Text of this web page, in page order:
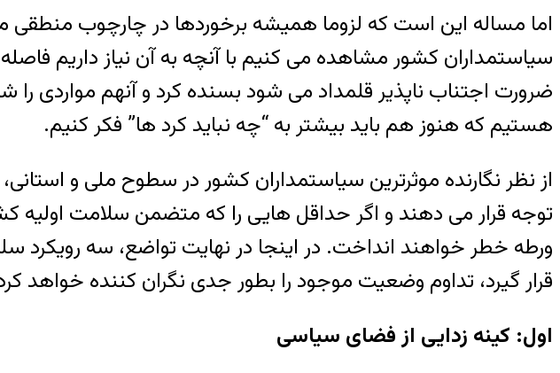
اما مساله این است که لزوما همیشه برخوردها در چارچوب منطقی
سیاستمداران کشور مشاهده می کنیم با آنچه به آن نیاز داریم
ضرورت اجتناب ناپذیر قلمداد می شود بسنده کرد و آنهم مواردی
هستیم که هنوز هم باید بیشتر به “چه نباید کرد ها” فکر کنیم.
از نظر نگارنده موثرترین سیاستمداران کشور در سطوح ملی و
توجه قرار می دهند و اگر حداقل هایی را که متضمن سلامت
ورطه خطر خواهند انداخت. در اینجا در نهایت تواضع، سه رویکرد
قرار گیرد، تداوم وضعیت موجود را بطور جدی نگران کننده خواهد
اول: کینه زدایی از فضای سیاسی